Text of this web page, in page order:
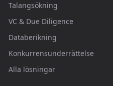
Talangsökning
VC & Due Diligence
Databerikning
Konkurrensunderrättelse
Alla lösningar